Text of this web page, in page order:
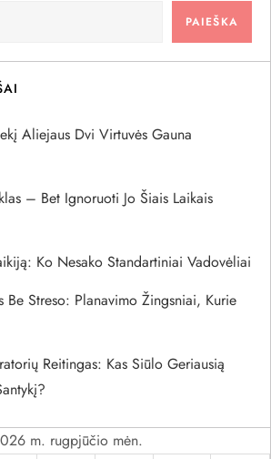
PAIEŠKA
Aliejaus Dvi Virtuvės Gauna
– Bet Ignoruoti Jo Šiais Laikais
Ko Nesako Standartiniai Vadovėliai
Be Streso: Planavimo Žingsniai, Kurie
Reitingas: Kas Siūlo Geriausią
m. rugpjūčio mėn.